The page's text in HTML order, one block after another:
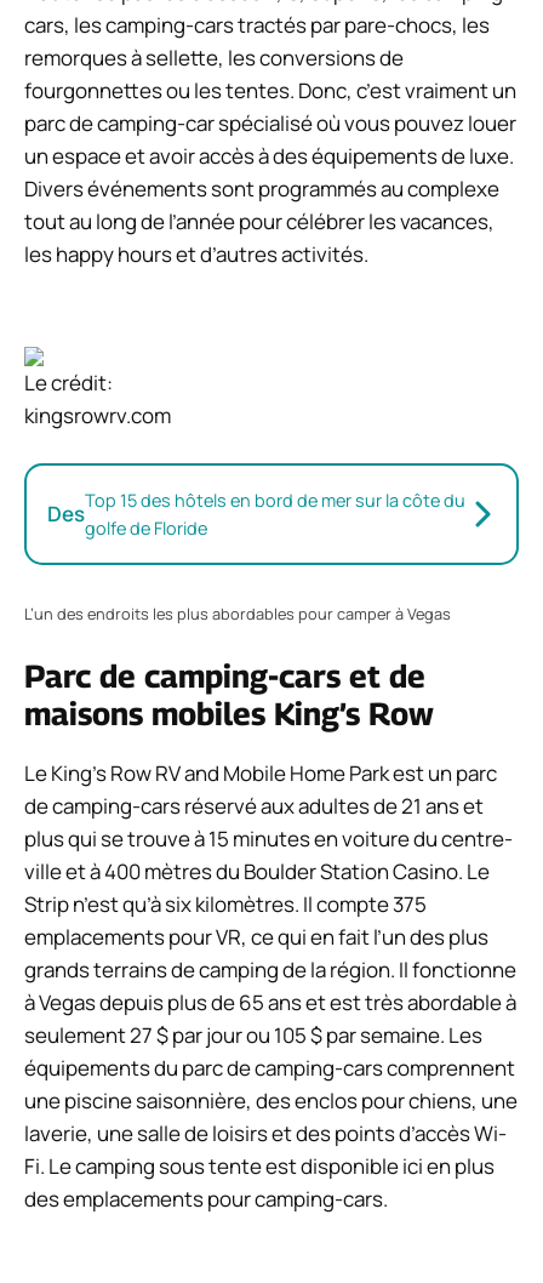
cars, les camping-cars tractés par pare-chocs, les
remorques à sellette, les conversions de
fourgonnettes ou les tentes. Donc, c’est vraiment un
parc de camping-car spécialisé où vous pouvez louer
un espace et avoir accès à des équipements de luxe.
Divers événements sont programmés au complexe
tout au long de l’année pour célébrer les vacances,
les happy hours et d’autres activités.
Le crédit:
kingsrowrv.com
DesTop 15 des hôtels en bord de mer sur la côte du
golfe de Floride
L’un des endroits les plus abordables pour camper à Vegas
Parc de camping-cars et de
maisons mobiles King’s Row
Le King’s Row RV and Mobile Home Park est un parc
de camping-cars réservé aux adultes de 21 ans et
plus qui se trouve à 15 minutes en voiture du centre-
ville et à 400 mètres du Boulder Station Casino. Le
Strip n’est qu’à six kilomètres. Il compte 375
emplacements pour VR, ce qui en fait l’un des plus
grands terrains de camping de la région. Il fonctionne
à Vegas depuis plus de 65 ans et est très abordable à
seulement 27 $ par jour ou 105 $ par semaine. Les
équipements du parc de camping-cars comprennent
une piscine saisonnière, des enclos pour chiens, une
laverie, une salle de loisirs et des points d’accès Wi-
Fi. Le camping sous tente est disponible ici en plus
des emplacements pour camping-cars.